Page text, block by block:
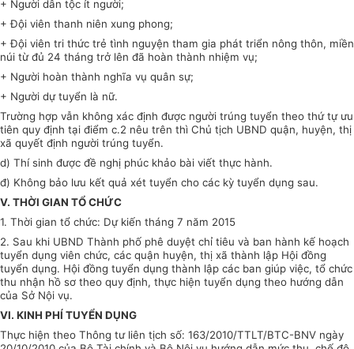
+ Người dân tộc ít người;
+ Đội viên thanh niên xung phong;
+ Đội viên tri thức trẻ tình nguyện tham gia phát triển nông thôn, miền
núi từ đủ 24 tháng trở lên đã hoàn thành nhiệm vụ;
+ Người hoàn thành nghĩa vụ quân sự;
+ Người dự tuyển là nữ.
Trường hợp vẫn không xác định được người trúng tuyển theo thứ tự ưu
tiên quy định tại điểm c.2 nêu trên thì Chủ tịch UBND quận, huyện, thị
xã quyết định người trúng tuyển.
d) Thí sinh được đề nghị phúc khảo bài viết thực hành.
đ) Không bảo lưu kết quả xét tuyển cho các kỳ tuyển dụng sau.
V. THỜI GIAN TỔ CHỨC
1. Thời gian tổ chức: Dự kiến tháng 7 năm 2015
2. Sau khi UBND Thành phố phê duyệt chỉ tiêu và ban hành kế hoạch
tuyển dụng viên chức, các quận huyện, thị xã thành lập Hội đồng
tuyển dụng. Hội đồng tuyển dụng thành lập các ban giúp việc, tổ chức
thu nhận hồ sơ theo quy định, thực hiện tuyển dụng theo hướng dẫn
của Sở Nội vụ.
VI. KINH PHÍ TUYỂN DỤNG
Thực hiện theo Thông tư liên tịch số: 163/2010/TTLT/BTC-BNV ngày